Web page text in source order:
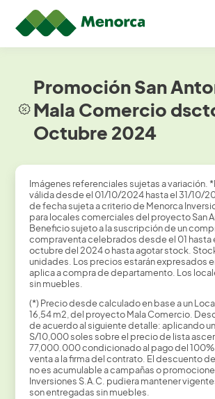
Promoción San
Mala Comercio
Octubre 2024
Imágenes referenciales sujetas a variación.
válida desde el 01/10/2024 hasta el 31/10/
de fecha sujeta a criterio de Menorca
para locales comerciales del proyecto San
Beneficio sujeto a la suscripción de un
compraventa celebrados desde el 01 hasta
octubre del 2024 o hasta agotar stock.
unidades. Los precios estarán expresados
aplica a compra de departamento. Los
sin muebles.
(*) Precio desde calculado en base a un
16,54 m2, del proyecto Mala Comercio.
de acuerdo al siguiente detalle: aplicando
S/10,000 soles sobre el precio de lista
77,000.000 condicionado al pago del
venta a la firma del contrato. El descuento
no es acumulable a campañas o
Inversiones S.A.C. pudiera mantener
son entregadas sin muebles.